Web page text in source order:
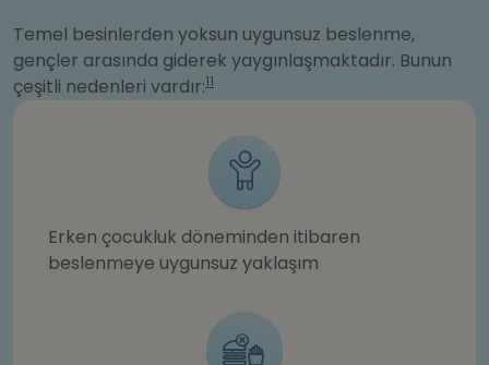
Temel besinlerden yoksun uygunsuz beslenme,
gençler arasında giderek yaygınlaşmaktadır. Bunun
çeşitli nedenleri vardır:11
Erken çocukluk döneminden itibaren
beslenmeye uygunsuz yaklaşım